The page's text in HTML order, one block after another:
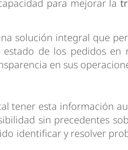
para mejorar la
solución integral que
de los pedidos en
en sus
tener esta información
sin precedentes
identificar y resolver